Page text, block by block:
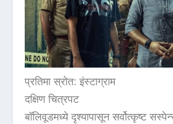
प्रतिमा स्रोत: इंस्टाग्राम
दक्षिण चित्रपट
बॉलिवूडमध्ये दृश्यापासून सर्वोत्कृष्ट